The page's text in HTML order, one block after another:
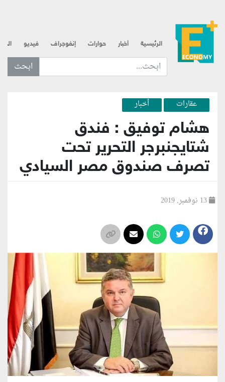
الرئيسية أخبار حوارات إنفوجراف فيديو
ابحث عن... :
عقارات أخبار
هشام توفيق : فندق
شتايجنبرجر التحرير تحت
تصرف صندوق مصر السيادي